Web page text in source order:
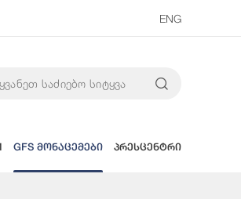
ENG
GFS მონაცემები პრესცენტრი